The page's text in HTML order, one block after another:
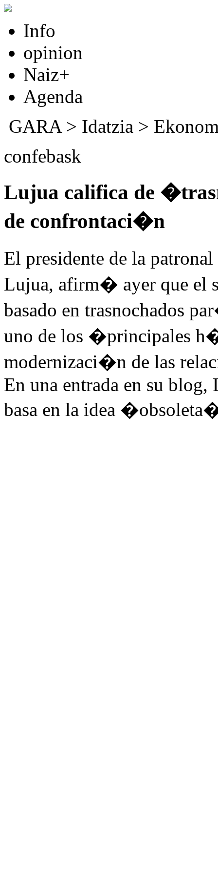
Info
opinion
Naiz+
Agenda
GARA> Idatzia >
confebask
Lujua califica de
de confrontaci�n
El presidente de la
Lujua, afirm� ayer que
basado en trasnochados
uno de los �principales
modernizaci�n de las
En una entrada en su
basa en la idea